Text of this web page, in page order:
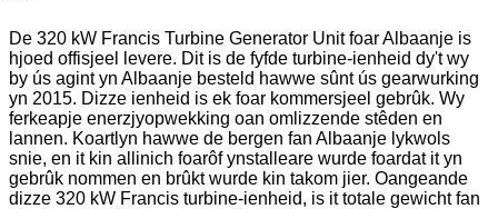
De 320 kW Francis Turbine Generator Unit foar Albaanje is
hjoed offisjeel levere. Dit is de fyfde turbine-ienheid dy't wy
by ús agint yn Albaanje besteld hawwe sûnt ús gearwurking
yn 2015. Dizze ienheid is ek foar kommersjeel gebrûk. Wy
ferkeapje enerzjyopwekking oan omlizzende stêden en
lannen. Koartlyn hawwe de bergen fan Albaanje lykwols
snie, en it kin allinich foarôf ynstalleare wurde foardat it yn
gebrûk nommen en brûkt wurde kin takom jier. Oangeande
dizze 320 kW Francis turbine-ienheid, is it totale gewicht fan